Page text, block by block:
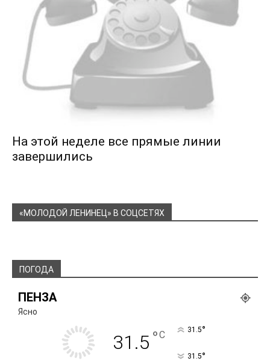
На этой неделе все прямые линии
завершились
«МОЛОДОЙ ЛЕНИНЕЦ» В СОЦСЕТЯХ
ПОГОДА
ПЕНЗА
Ясно
31.5 °C 31.5°
31.5°